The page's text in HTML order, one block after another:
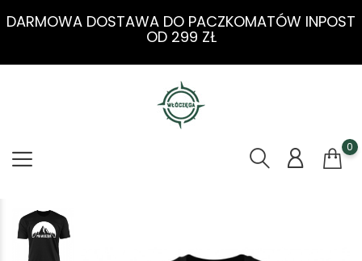
DARMOWA DOSTAWA DO PACZKOMATÓW INPOST
OD 299 ZŁ
0